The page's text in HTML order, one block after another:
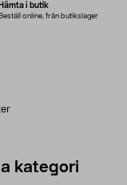
Hämta i butik
Beställ online, från butikslager
kategori